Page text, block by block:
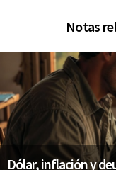
Notas
Dólar, inflación y